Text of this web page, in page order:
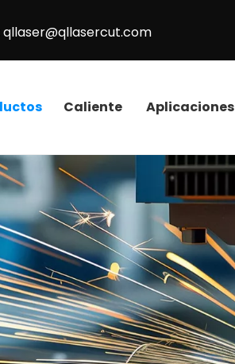
qllaser@qllasercut.com
Caliente Aplicaciones